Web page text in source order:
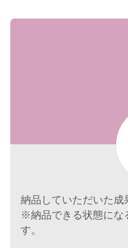
納品していただいた成
※納品できる状態にな
す。